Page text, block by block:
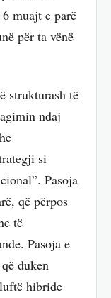
muajt e parë
për ta vënë
strukturash të
ndaj
si
Pasoja
që përpos
të
Pasoja e
duken
hibride